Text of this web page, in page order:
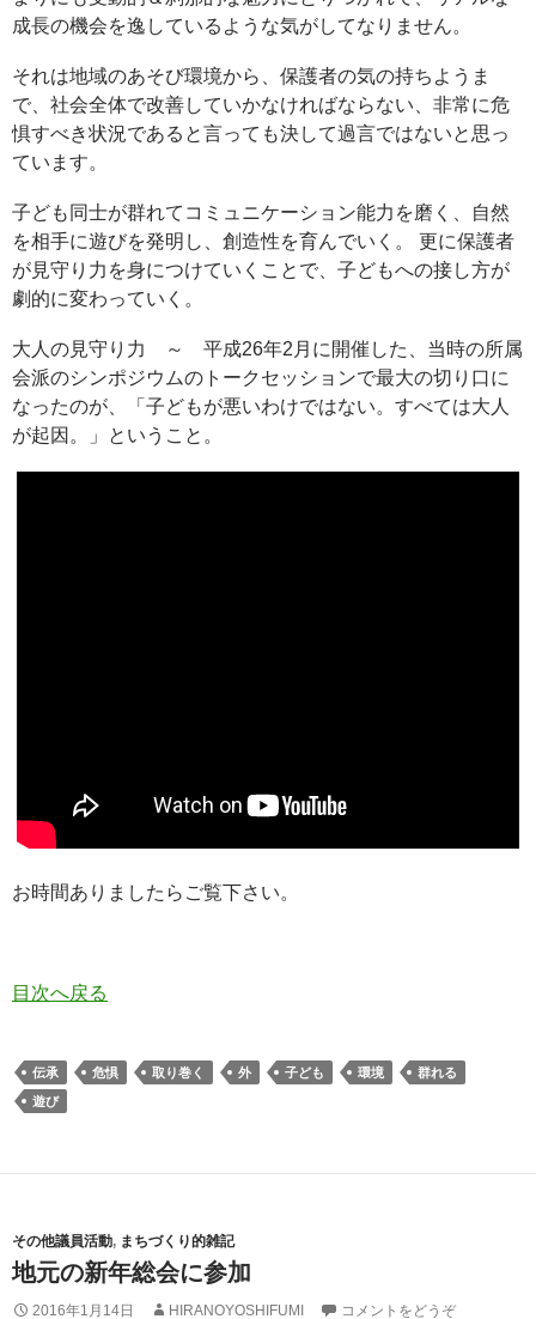
成長の機会を逸しているような気がしてなりません。
それは地域のあそび環境から、保護者の気の持ちようま
で、社会全体で改善していかなければならない、非常に危
惧すべき状況であると言っても決して過言ではないと思っ
ています。
子ども同士が群れてコミュニケーション能力を磨く、自然
を相手に遊びを発明し、創造性を育んでいく。 更に保護者
が見守り力を身につけていくことで、子どもへの接し方が
劇的に変わっていく。
大人の見守り力 ～ 平成26年2月に開催した、当時の所属
会派のシンポジウムのトークセッションで最大の切り口に
なったのが、「子どもが悪いわけではない。すべては大人
が起因。」ということ。
お時間ありましたらご覧下さい。
目次へ戻る
伝承 危惧 取り巻く 外 子ども 環境
群れる
遊び
その他議員活動, まちづくり的雑記
地元の新年総会に参加
2016年1月14日 HIRANOYOSHIFUMI コメントをどうぞ